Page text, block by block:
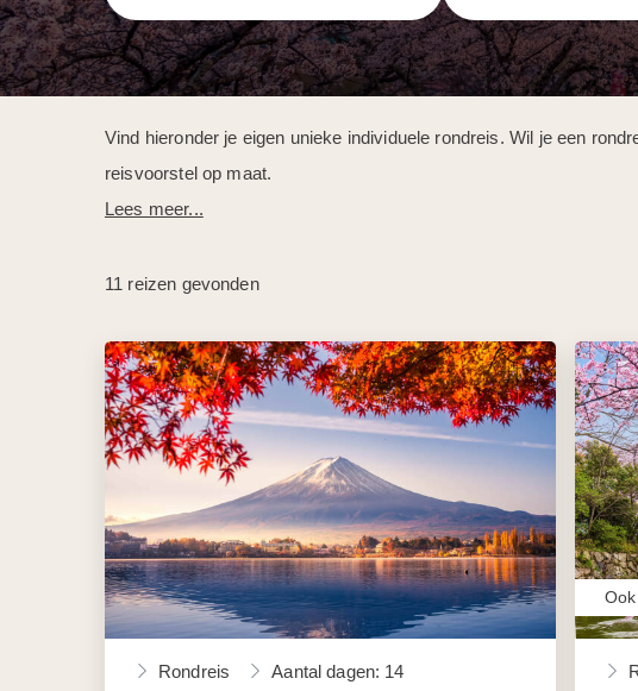
Vind hieronder je eigen unieke individuele rondreis. Wil je een
reisvoorstel op maat.
Lees meer...
11 reizen gevonden
Rondreis Aantal dagen: 14